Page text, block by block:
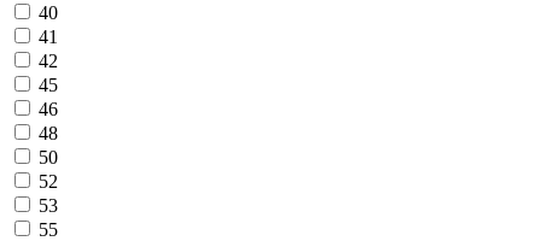
40
41
42
45
46
48
50
52
53
55